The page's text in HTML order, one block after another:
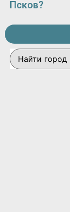
Псков?